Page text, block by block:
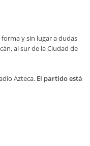
forma y sin lugar a dudas
al sur de la Ciudad de
Azteca. El partido está